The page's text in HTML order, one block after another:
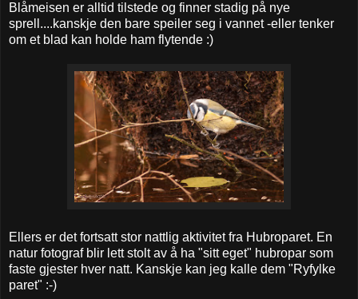
Blåmeisen er alltid tilstede og finner stadig på nye
sprell....kanskje den bare speiler seg i vannet -eller tenker
om et blad kan holde ham flytende :)
Ellers er det fortsatt stor nattlig aktivitet fra Hubroparet. En
natur fotograf blir lett stolt av å ha "sitt eget" hubropar som
faste gjester hver natt. Kanskje kan jeg kalle dem "Ryfylke
paret" :-)